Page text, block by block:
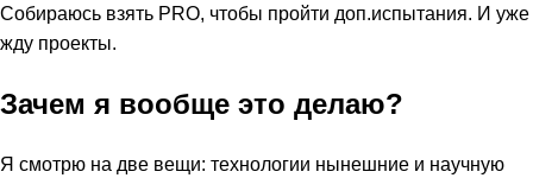
Собираюсь взять PRO, чтобы пройти доп.испытания. И уже
жду проекты.
Зачем я вообще это делаю?
Я смотрю на две вещи: технологии нынешние и научную